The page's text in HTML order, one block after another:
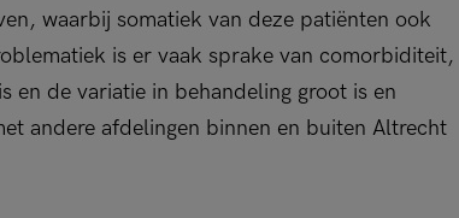
waarbij somatiek van deze patiënten ook
is er vaak sprake van comorbiditeit,
en de variatie in behandeling groot is en
andere afdelingen binnen en buiten Altrecht